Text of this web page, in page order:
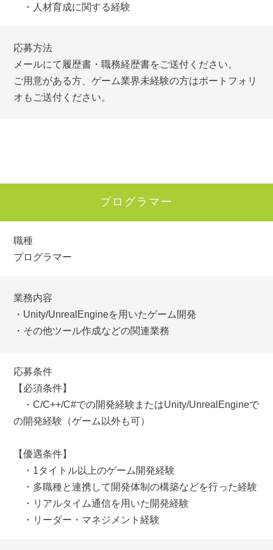
・人材育成に関する経験
応募方法
メールにて履歴書・職務経歴書をご送付ください。
ご用意がある方、ゲーム業界未経験の方はポートフォリ
オもご送付ください。
プログラマー
職種
プログラマー
業務内容
・Unity/UnrealEngineを用いたゲーム開発
・その他ツール作成などの関連業務
応募条件
【必須条件】
・C/C++/C#での開発経験またはUnity/UnrealEngineで
の開発経験（ゲーム以外も可）
【優遇条件】
・1タイトル以上のゲーム開発経験
・多職種と連携して開発体制の構築などを行った経験
・リアルタイム通信を用いた開発経験
・リーダー・マネジメント経験